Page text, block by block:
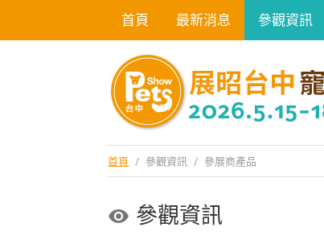
首頁 最新消息 參觀資訊
首頁 / 參觀資訊 / 參展商產品
參觀資訊